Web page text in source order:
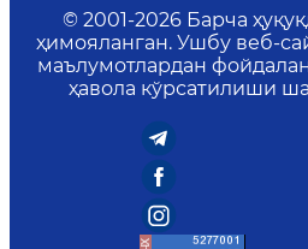
© 2001-2026 Барча
ҳимояланган. Ушбу веб-
маълумотлардан
ҳавола кўрсатилиши